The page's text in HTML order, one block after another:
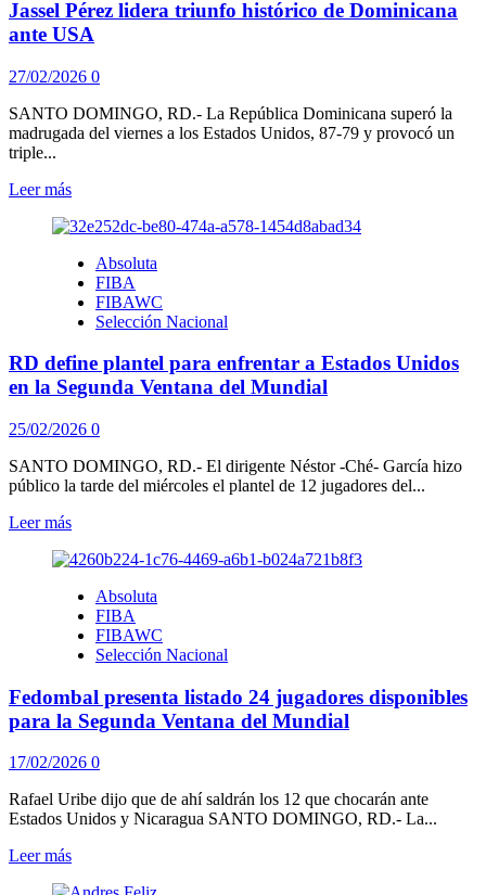
adueña
del
primer
lugar
del
Grupo
A
Jassel Pérez lidera triunfo histórico de Dominicana
ante USA
27/02/2026 0
SANTO DOMINGO, RD.- La República Dominicana superó la
madrugada del viernes a los Estados Unidos, 87-79 y provocó un
triple...
Leer másLeer
sobre
Pérez
lidera
triunfo
histórico
Dominicana
ante
USA
Absoluta
FIBA
FIBAWC
Selección Nacional
RD define plantel para enfrentar a Estados Unidos
en la Segunda Ventana del Mundial
25/02/2026 0
SANTO DOMINGO, RD.- El dirigente Néstor -Ché- García hizo
público la tarde del miércoles el plantel de 12 jugadores del...
Leer másLeer
sobre
define
plantel
para
enfrentar
Estados
Unidos
en
la
Segunda
Ventana
del
Mundial
Absoluta
FIBA
FIBAWC
Selección Nacional
Fedombal presenta listado 24 jugadores disponibles
para la Segunda Ventana del Mundial
17/02/2026 0
Rafael Uribe dijo que de ahí saldrán los 12 que chocarán ante
Estados Unidos y Nicaragua SANTO DOMINGO, RD.- La...
Leer másLeer